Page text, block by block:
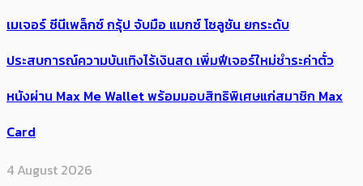
เมเจอร์ ซีนีเพล็กซ์ กรุ้ป จับมือ แมกซ์ โซลูชัน ยกระดับ
ประสบการณ์ความบันเทิงไร้เงินสด เพิ่มฟีเจอร์ใหม่ชำระค่าตั๋ว
หนังผ่าน Max Me Wallet พร้อมมอบสิทธิพิเศษแก่สมาชิก Max
Card
4 August 2026